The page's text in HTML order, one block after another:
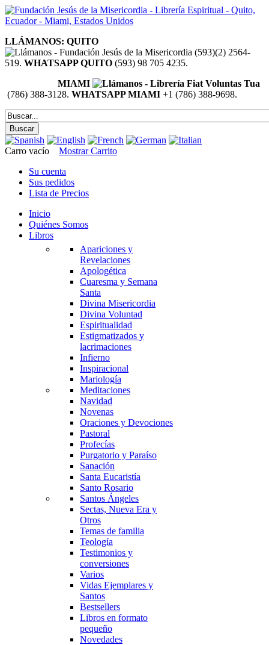
LLÁMANOS: QUITO
(593)(2) 2564-
519. WHATSAPP QUITO (593) 98 705 4235.
MIAMI
(786) 388-3128. WHATSAPP MIAMI +1 (786) 388-9698.
Carro vacío
Mostrar Carrito
Su cuenta
Sus pedidos
Lista de Precios
Inicio
Quiénes Somos
Libros
Apariciones y
Revelaciones
Apologética
Cuaresma y Semana
Santa
Divina Misericordia
Divina Voluntad
Espiritualidad
Estigmatizados y
lacrimaciones
Infierno
Inspiracional
Mariología
Meditaciones
Navidad
Novenas
Oraciones y Devociones
Pastoral
Profecías
Purgatorio y Paraíso
Sanación
Santa Eucaristía
Santo Rosario
Santos Ángeles
Sectas, Nueva Era y
Otros
Temas de familia
Teología
Testimonios y
conversiones
Varios
Vidas Ejemplares y
Santos
Bestsellers
Libros en formato
pequeño
Novedades